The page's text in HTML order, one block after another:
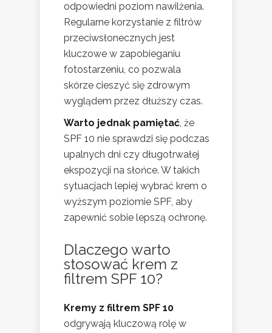
odpowiedni poziom nawilżenia.
Regularne korzystanie z filtrów
przeciwsłonecznych jest
kluczowe w zapobieganiu
fotostarzeniu, co pozwala
skórze cieszyć się zdrowym
wyglądem przez dłuższy czas.
Warto jednak pamiętać, że
SPF 10 nie sprawdzi się podczas
upalnych dni czy długotrwałej
ekspozycji na słońce. W takich
sytuacjach lepiej wybrać krem o
wyższym poziomie SPF, aby
zapewnić sobie lepszą ochronę.
Dlaczego warto
stosować krem z
filtrem SPF 10?
Kremy z filtrem SPF 10
odgrywają kluczową rolę w